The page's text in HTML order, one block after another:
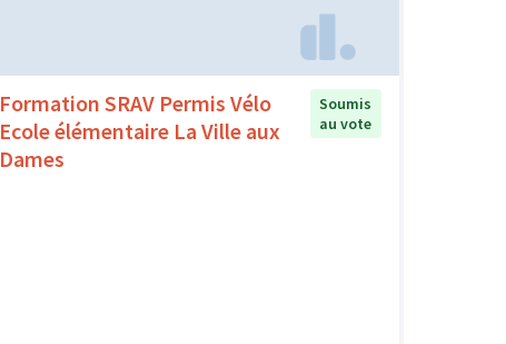
Formation SRAV Permis Vélo
Ecole élémentaire La Ville aux
Dames
Soumis
au vote